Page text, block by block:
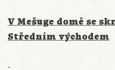
V Mešuge domě se
Středním východem